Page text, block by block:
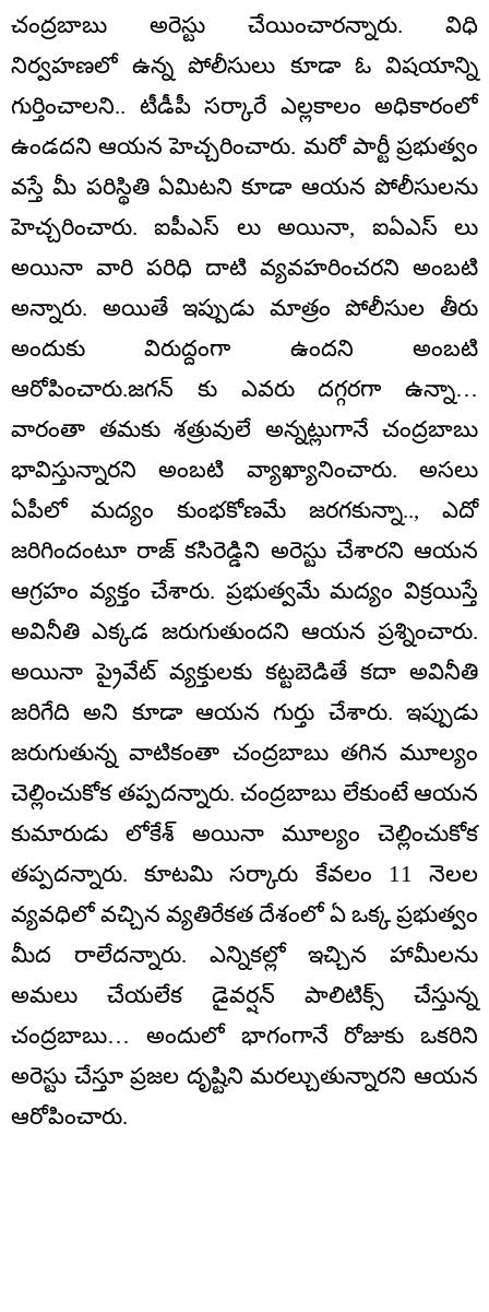
చంద్రబాబు అరెస్టు చేయించారన్నారు. విధి
నిర్వహణలో ఉన్న పోలీసులు కూడా ఓ విషయాన్ని
గుర్తించాలని.. టీడీపీ సర్కారే ఎల్లకాలం అధికారంలో
ఉండదని ఆయన హెచ్చరించారు. మరో పార్టీ ప్రభుత్వం
వస్తే మీ పరిస్థితి ఏమిటని కూడా ఆయన పోలీసులను
హెచ్చరించారు. ఐపీఎస్ లు అయినా, ఐఏఎస్ లు
అయినా వారి పరిధి దాటి వ్యవహరించరని అంబటి
అన్నారు. అయితే ఇప్పుడు మాత్రం పోలీసుల తీరు
అందుకు విరుద్దంగా ఉందని అంబటి
ఆరోపించారు.జగన్ కు ఎవరు దగ్గరగా ఉన్నా…
వారంతా తమకు శత్రువులే అన్నట్లుగానే చంద్రబాబు
భావిస్తున్నారని అంబటి వ్యాఖ్యానించారు. అసలు
ఏపీలో మద్యం కుంభకోణమే జరగకున్నా.., ఎదో
జరిగిందంటూ రాజ్ కసిరెడ్డిని అరెస్టు చేశారని ఆయన
ఆగ్రహం వ్యక్తం చేశారు. ప్రభుత్వమే మద్యం విక్రయిస్తే
అవినీతి ఎక్కడ జరుగుతుందని ఆయన ప్రశ్నించారు.
అయినా ప్రైవేట్ వ్యక్తులకు కట్టబెడితే కదా అవినీతి
జరిగేది అని కూడా ఆయన గుర్తు చేశారు. ఇప్పుడు
జరుగుతున్న వాటికంతా చంద్రబాబు తగిన మూల్యం
చెల్లించుకోక తప్పదన్నారు. చంద్రబాబు లేకుంటే ఆయన
కుమారుడు లోకేశ్ అయినా మూల్యం చెల్లించుకోక
తప్పదన్నారు. కూటమి సర్కారు కేవలం 11 నెలల
వ్యవధిలో వచ్చిన వ్యతిరేకత దేశంలో ఏ ఒక్క ప్రభుత్వం
మీద రాలేదన్నారు. ఎన్నికల్లో ఇచ్చిన హామీలను
అమలు చేయలేక డైవర్షన్ పాలిటిక్స్ చేస్తున్న
చంద్రబాబు… అందులో భాగంగానే రోజుకు ఒకరిని
అరెస్టు చేస్తూ ప్రజల దృష్టిని మరల్చుతున్నారని ఆయన
ఆరోపించారు.